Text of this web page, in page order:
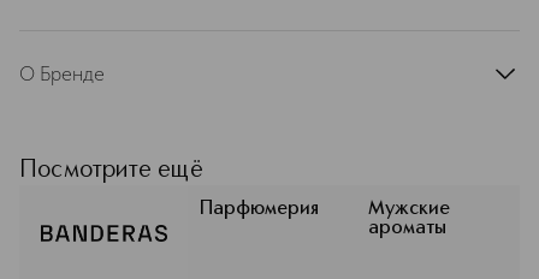
страна производства
О Бренде
изысканная, она дарит уверенность
и помогает раскрыть
индивидуальность. Бренд
существует с 1998 года, и за это
Посмотрите ещё
Парфюмерия
Мужские
ароматы